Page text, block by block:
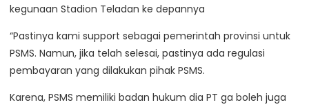
kegunaan Stadion Teladan ke depannya
“Pastinya kami support sebagai pemerintah provinsi untuk
PSMS. Namun, jika telah selesai, pastinya ada regulasi
pembayaran yang dilakukan pihak PSMS.
Karena, PSMS memiliki badan hukum dia PT ga boleh juga